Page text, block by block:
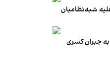
شبه‌نظامیان
جبران کسری